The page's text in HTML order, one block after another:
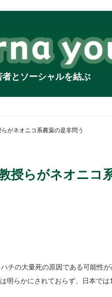
者とソーシャルを結ぶ
がネオニコ系農薬の是非問う
授らがネオニコ
チの大量死の原因である可能性
明らかにされておらず、日本で